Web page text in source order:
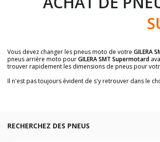
Vous devez changer les pneus moto de votre GILERA
pneus arrière moto pourGILERA SMT Supermotard
trouver rapidement les dimensions de pneus pour
Il n'est pas toujours évident de s'y retrouver dans le
Vous ne savez pas comment trouver les dimensions
facilement.
RECHERCHEZ DES PNEUS